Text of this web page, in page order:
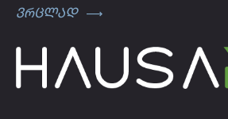
ვრცლად